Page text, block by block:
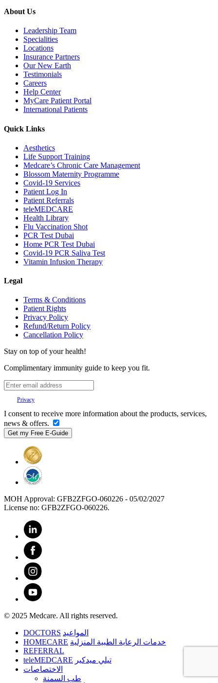
About Us
Leadership Team
Specialities
Locations
Insurance Partners
Our New Earth
Testimonials
Careers
Help Center
MyCare Patient Portal
International Patients
Quick Links
Aesthetics
Life Support Training
Medcare’s Chronic Care Management
Blossom Maternity Programme
Covid-19 Services
Patient Log In
Patient Referrals
teleMEDCARE
Health Library
Flu Vaccination Shot
PCR Test Dubai
Home PCR Test Dubai
Covid-19 PCR Saliva Test
Vitamin Infusion Therapy
Legal
Terms & Conditions
Patient Rights
Privacy Policy
Refund/Return Policy
Cancellation Policy
Stay on top of your health!
Complimentary immunity guide to keep you fit.
Privacy
I consent to receive more information about the products, services,
news & offers.
MOH Approval: GFB2ZFGO-060226 - 05/02/2027
License no: GFB2ZFGO-060226.
© 2025 Medcare. All rights reserved.
DOCTORS المواعيد
HOMECARE خدمات الرعاية الطبية المنزلية
REFERRAL
teleMEDCARE تيلي ميدكير
الاختصاصات
طب السمنة